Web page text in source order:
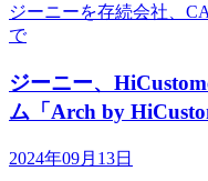
ジーニーを存続会社、
で
ジーニー、
ム「Arch by
2024年09月13日